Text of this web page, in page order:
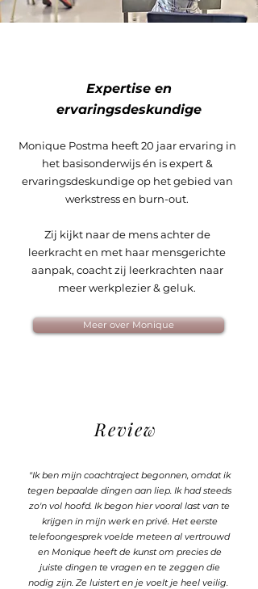
Expertise en
ervaringsdeskundige
Monique Postma heeft 20 jaar ervaring in
het basisonderwijs én is expert &
ervaringsdeskundige op het gebied van
werkstress en burn-out.
Zij kijkt naar de mens achter de
leerkracht en met haar mensgerichte
aanpak, coacht zij leerkrachten naar
meer werkplezier & geluk.
Meer over Monique
Review
"Ik ben mijn coachtraject begonnen, omdat ik
tegen bepaalde dingen aan liep. Ik had steeds
zo'n vol hoofd. Ik begon hier vooral last van te
krijgen in mijn werk en privé. Het eerste
telefoongesprek voelde meteen al vertrouwd
en Monique heeft de kunst om precies de
juiste dingen te vragen en te zeggen die
nodig zijn. Ze luistert en je voelt je heel veilig.